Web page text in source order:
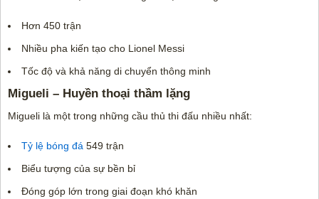
Hơn 450 trận
Nhiều pha kiến tạo cho Lionel Messi
Tốc độ và khả năng di chuyển thông minh
Migueli – Huyền thoại thầm lặng
Migueli là một trong những cầu thủ thi đấu nhiều nhất:
Tỷ lệ bóng đá 549 trận
Biểu tượng của sự bền bỉ
Đóng góp lớn trong giai đoạn khó khăn